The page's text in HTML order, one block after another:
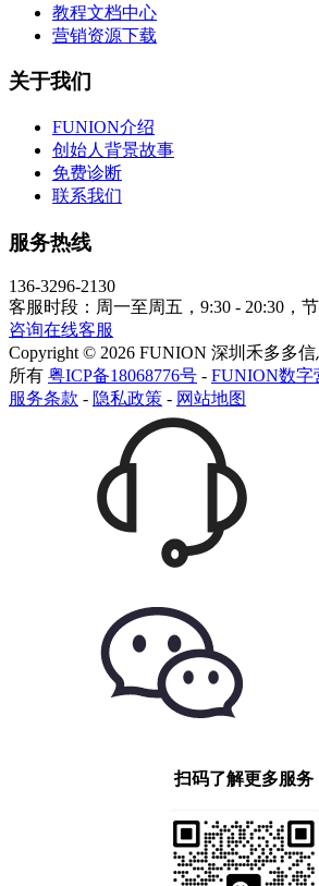
教程文档中心
营销资源下载
关于我们
FUNION介绍
创始人背景故事
免费诊断
联系我们
服务热线
136-3296-2130
客服时段：周一至周五，9:30 - 20:30，
咨询在线客服
Copyright © 2026 FUNION 深圳禾多多
所有 粤ICP备18068776号 - FUNION数字
服务条款 - 隐私政策 - 网站地图
扫码了解更多服务